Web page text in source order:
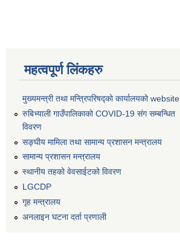
महत्वपूर्ण लिंकहरु
मुख्यमन्त्री तथा मन्त्रिपरिषद्को कार्यालयको website
रुबिभ्याली गाउँपालिकाको COVID-19 संग सम्बन्धित
विवरण
सङ्‍घीय मामिला तथा सामान्य प्रशासन मन्त्रालय
सामान्य प्रशासन मन्त्रालय
स्थानीय तहको वेवसाईटको विवरण
LGCDP
गृह मन्त्रालय
अनलाइन घटना दर्ता प्रणाली